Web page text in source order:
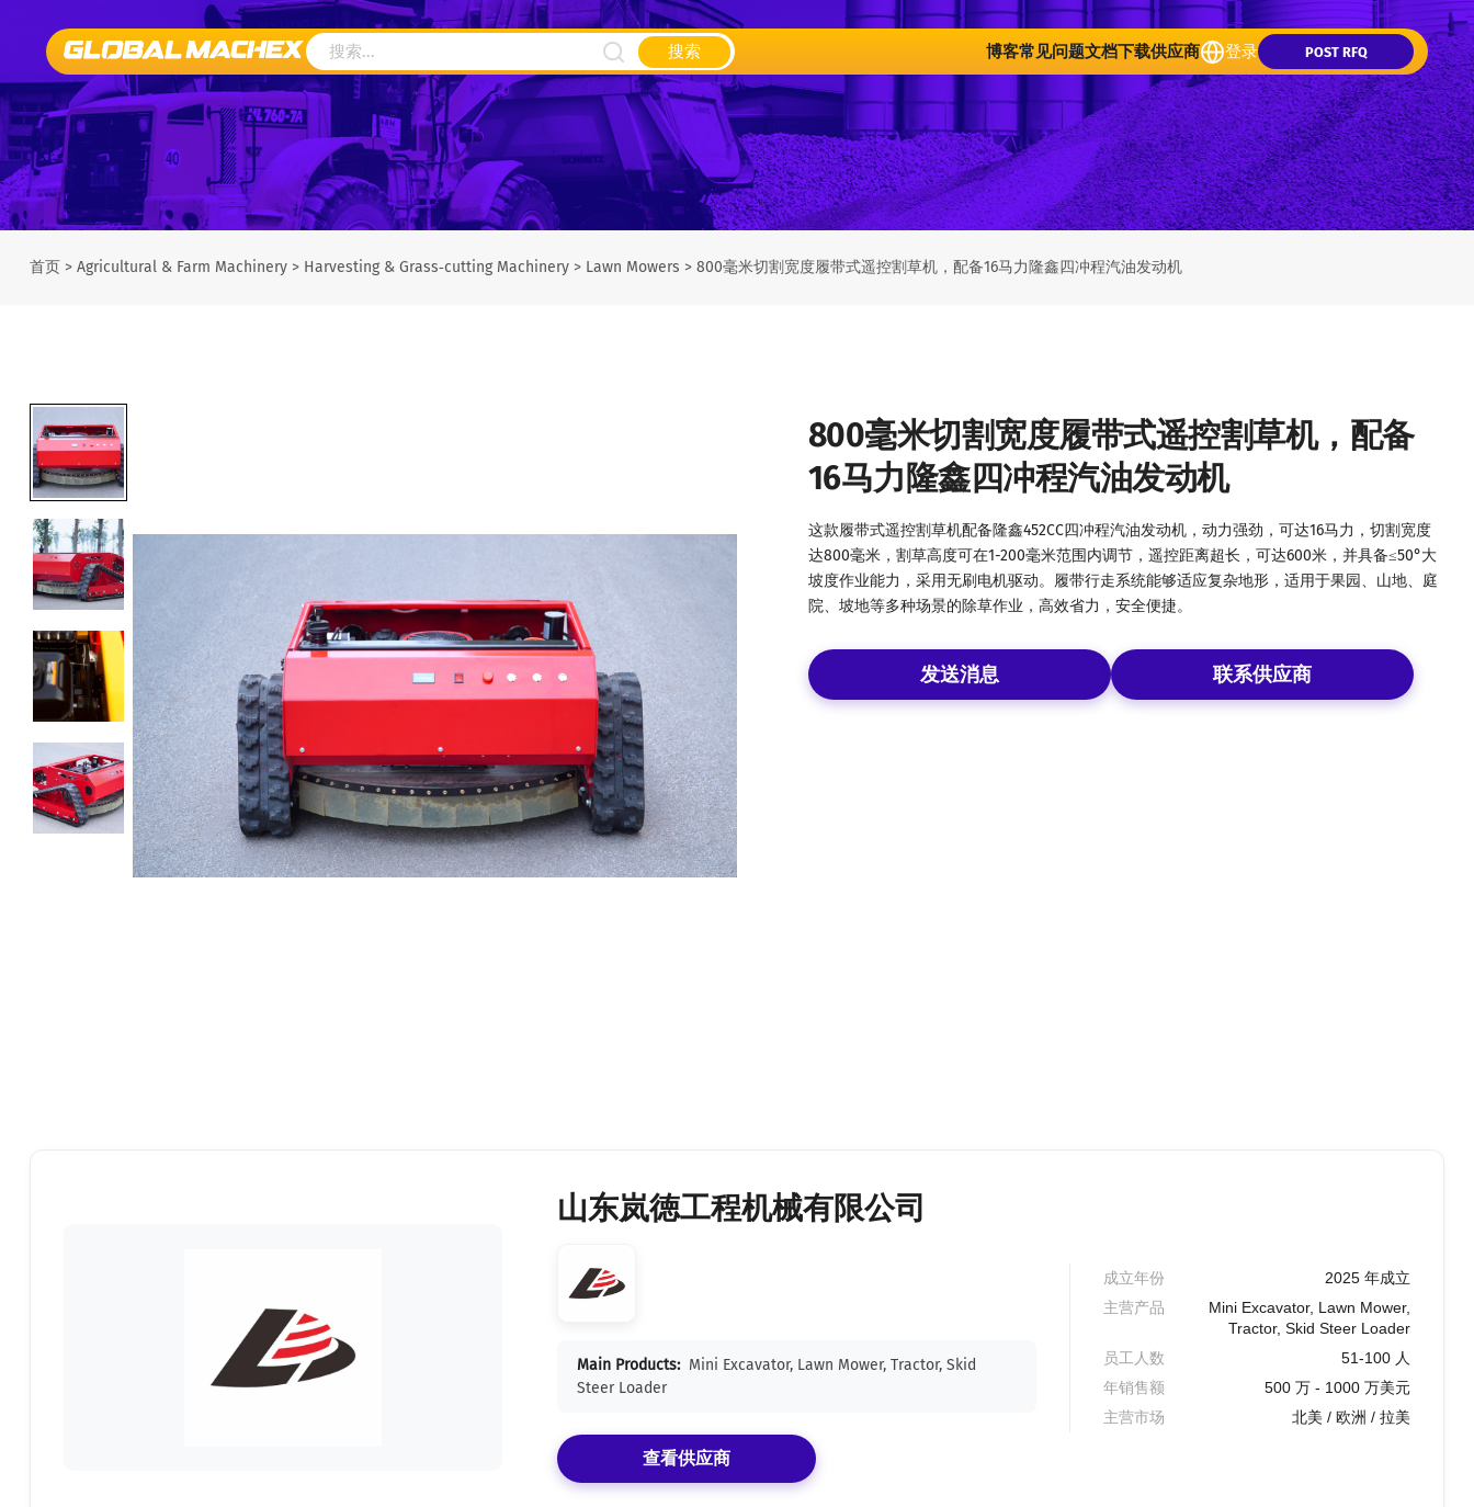
搜索 博客常见问题文档下载供应商 登录 POST RFQ
首页> Agricultural & Farm Machinery> Harvesting & Grass‑cutting Machinery> Lawn Mowers > 800毫米切割宽度履带式遥控割草机，配备16马力隆鑫四冲程汽油发动机
800毫米切割宽度履带式遥控割草机，配备
16马力隆鑫四冲程汽油发动机
这款履带式遥控割草机配备隆鑫452CC四冲程汽油发动机，动力强劲，可达16马力，切割宽度
达800毫米，割草高度可在1-200毫米范围内调节，遥控距离超长，可达600米，并具备≤50°大
坡度作业能力，采用无刷电机驱动。履带行走系统能够适应复杂地形，适用于果园、山地、庭
院、坡地等多种场景的除草作业，高效省力，安全便捷。
发送消息 联系供应商
山东岚徳工程机械有限公司
Main Products: Mini Excavator, Lawn Mower, Tractor, Skid
Steer Loader
查看供应商
成立年份
2025 年成立
主营产品
Mini Excavator, Lawn Mower,
Tractor, Skid Steer Loader
员工人数
51-100 人
年销售额
500 万 - 1000 万美元
主营市场
北美 / 欧洲 / 拉美